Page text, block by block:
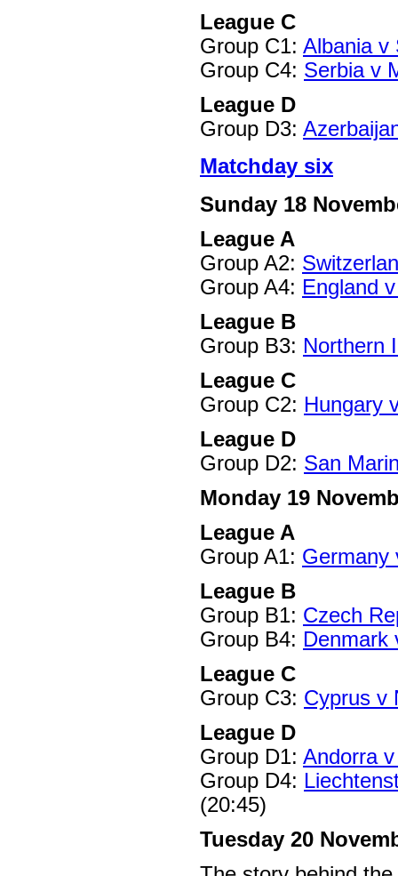
League C
Group C1: Albania v
Group C4: Serbia v
League D
Group D3:
Matchday six
Sunday 18
League A
Group A2:
Group A4: England
League B
Group B3: Northern
League C
Group C2: Hungary
League D
Group D2: San
Monday 19
League A
Group A1: Germany
League B
Group B1: Czech
Group B4: Denmark
League C
Group C3: Cyprus v
League D
Group D1: Andorra
Group D4:
(20:45)
Tuesday 20